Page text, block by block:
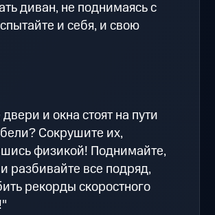
диван, не поднимаясь с
и себя, и свою
и окна стоят на пути
Сокрушите их,
физикой! Поднимайте,
разбивайте все подряд,
рекорды скоростного